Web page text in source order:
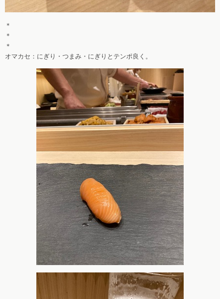
＊
＊
＊
オマカセ：にぎり・つまみ・にぎりとテンポ良く。